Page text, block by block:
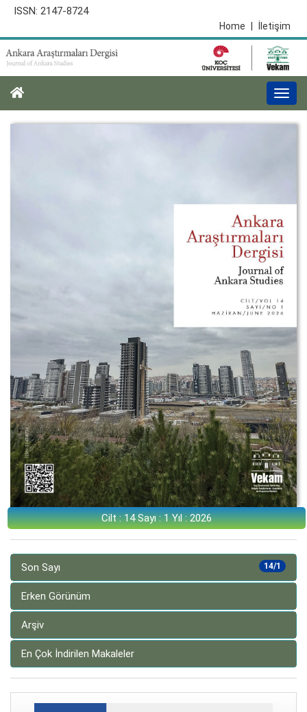
ISSN: 2147-8724
İletişim
Home
Cilt : 14 Sayı : 1 Yıl : 2026
14/1
Son Sayı
Erken Görünüm
Arşiv
En Çok İndirilen Makaleler